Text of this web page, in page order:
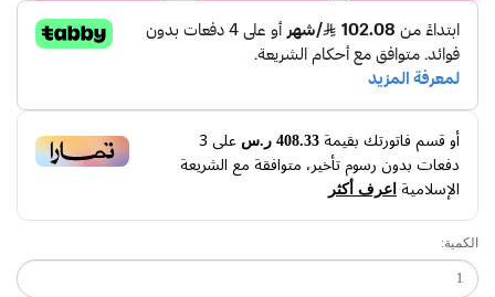
أو قسم فاتورتك بقيمة 408.33 ر.س على3
دفعات بدون رسوم تأخير، متوافقة مع الشريعة
الإسلامية اعرف أكثر
الكمية: